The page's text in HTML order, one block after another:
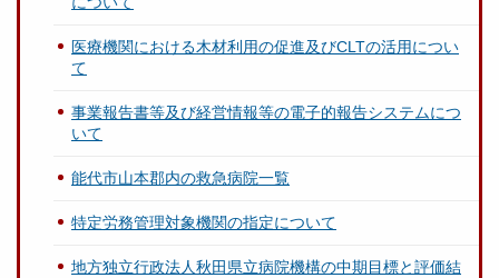
医療機関における木材利用の促進及びCLTの活用につい
て
事業報告書等及び経営情報等の電子的報告システムにつ
いて
能代市山本郡内の救急病院一覧
特定労務管理対象機関の指定について
地方独立行政法人秋田県立病院機構の中期目標と評価結